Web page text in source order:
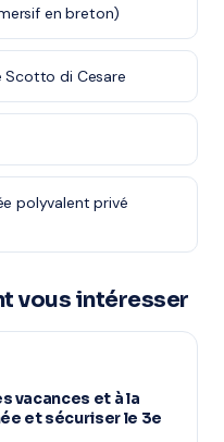
en breton)
Scotto di Cesare
polyvalent privé
vous intéresser
vacances et à la
et sécuriser le 3e